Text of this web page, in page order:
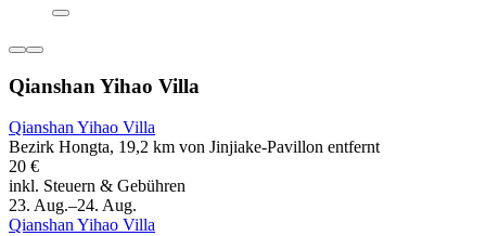
Qianshan Yihao Villa
Qianshan Yihao Villa
Bezirk Hongta, 19,2 km von Jinjiake-Pavillon entfernt
20 €
inkl. Steuern & Gebühren
23. Aug.–24. Aug.
Qianshan Yihao Villa